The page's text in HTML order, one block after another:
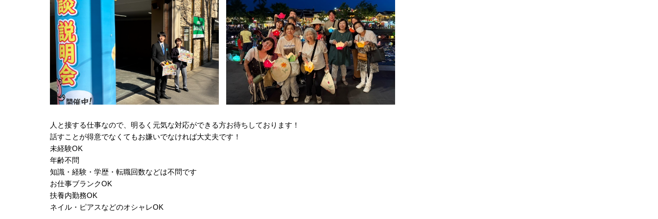
人と接する仕事なので、明るく元気な対応ができる方お待ちしております！
話すことが得意でなくてもお嫌いでなければ大丈夫です！
未経験OK
年齢不問
知識・経験・学歴・転職回数などは不問です
お仕事ブランクOK
扶養内勤務OK
ネイル・ピアスなどのオシャレOK